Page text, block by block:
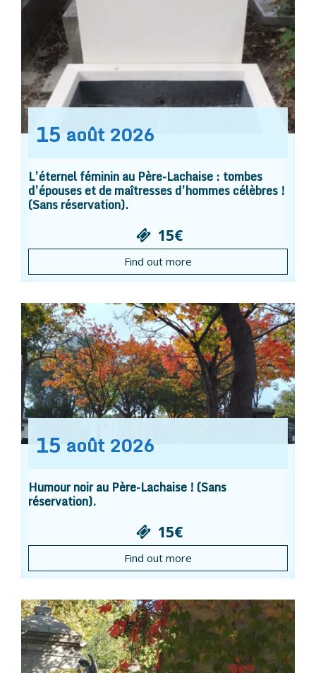
15 août 2026
L’éternel féminin au Père-Lachaise : tombes
d’épouses et de maîtresses d’hommes célèbres !
(Sans réservation).
15€
Find out more
15 août 2026
Humour noir au Père-Lachaise ! (Sans
réservation).
15€
Find out more